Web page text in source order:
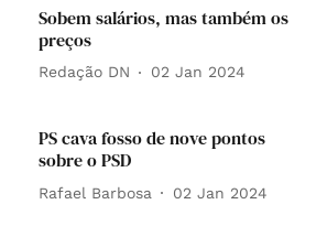
Sobem salários, mas também os
preços
Redação DN 02 Jan 2024
PS cava fosso de nove pontos
sobre o PSD
Rafael Barbosa 02 Jan 2024